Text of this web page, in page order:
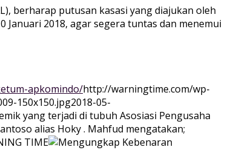
berharap putusan kasasi yang diajukan oleh
Januari 2018, agar segera tuntas dan menemui
apkomindo/http://warningtime.com/wp-
150x150.jpg2018-05-
yang terjadi di tubuh Asosiasi Pengusaha
alias Hoky . Mahfud mengatakan;
TIME